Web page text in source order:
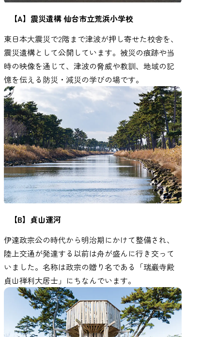
【A】震災遺構 仙台市立荒浜小学校
東日本大震災で2階まで津波が押し寄せた校舎を、
震災遺構として公開しています。被災の痕跡や当
時の映像を通じて、津波の脅威や教訓、地域の記
憶を伝える防災・減災の学びの場です。
【B】貞山運河
伊達政宗公の時代から明治期にかけて整備され、
陸上交通が発達する以前は舟が盛んに行き交って
いました。名称は政宗の贈り名である「瑞巌寺殿
貞山禅利大居士」にちなんでいます。